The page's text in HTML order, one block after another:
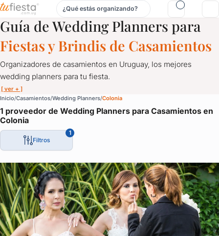
Wedding Planners para Casamientos en Colonia
¿Qué estás organizando?
Guía de Wedding Planners para
Fiestas y Brindis de Casamientos
Organizadores de casamientos en Uruguay, los mejores
wedding planners para tu fiesta.
[ ver + ]
Inicio Casamientos Wedding Planners Colonia
1 proveedor de Wedding Planners para Casamientos en
Colonia
Filtros
1
Wedding Planners para Casamientos en Colonia
Organizadores de casamientos en Uruguay, los mejores
Porque un momento así tiene que contemplar cada detalle.
El momento de la torta, de las alianzas, del vals, la elección
Todo merece la mayor atención.
Disfrutá de tu casamiento mientras los wedding planners